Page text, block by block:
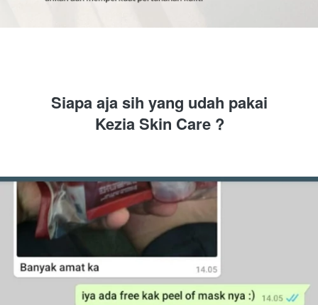
Siapa aja sih yang udah pakai
Kezia Skin Care ?